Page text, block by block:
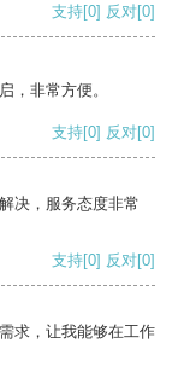
支持[0] 反对[0]
，非常方便。
支持[0] 反对[0]
决，服务态度非常
支持[0] 反对[0]
求，让我能够在工作